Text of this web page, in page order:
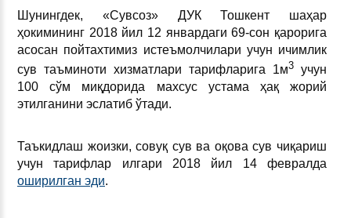
Шунингдек, «Сувсоз» ДУК Тошкент шаҳар
ҳокимининг 2018 йил 12 январдаги 69-сон қарорига
асосан пойтахтимиз истеъмолчилари учун ичимлик
сув таъминоти хизматлари тарифларига 1м3 учун
100 сўм миқдорида махсус устама ҳақ жорий
этилганини эслатиб ўтади.
Таъкидлаш жоизки, совуқ сув ва оқова сув чиқариш
учун тарифлар илгари 2018 йил 14 февралда
оширилган эди.